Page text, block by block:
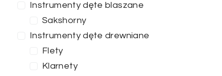
Instrumenty dęte blaszane
Sakshorny
Instrumenty dęte drewniane
Flety
Klarnety